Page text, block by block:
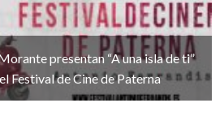
presentan “A una isla de ti”
Festival de Cine de Paterna